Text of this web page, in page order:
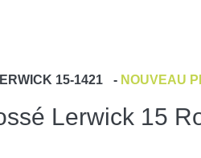
15-1421 - NOUVEAU
Lerwick 15